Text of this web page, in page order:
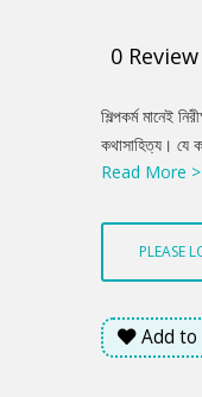
0 Review
Product
শিল্পকর্ম মানেই
কথাসাহিত্য। যে
এসেছে নতুনত্ব।
প্রতিচ্ছবি।এমনই
তিন লেখককে
Read More >
PLEASE
Add